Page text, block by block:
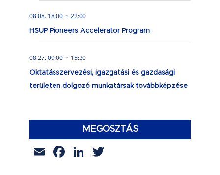
08.08. 18:00 - 22:00
HSUP Pioneers Accelerator Program
08.27. 09:00 - 15:30
Oktatásszervezési, igazgatási és gazdasági
területen dolgozó munkatársak továbbképzése
MEGOSZTÁS
EmailFacebook
LinkedIn